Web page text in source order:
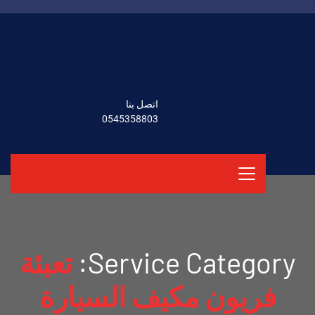
اتصل بنا
0545358803
Service Category: تعبئة
فريون مكيف السيارة